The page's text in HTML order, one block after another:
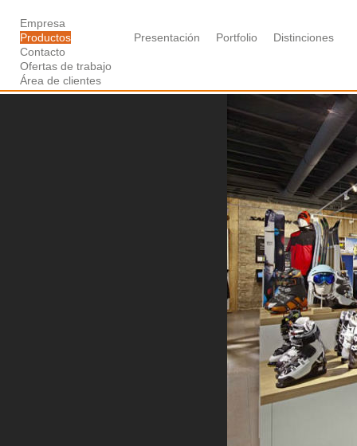
Empresa
Productos
Contacto
Ofertas de trabajo
Área de clientes
Presentación Portfolio Distinciones